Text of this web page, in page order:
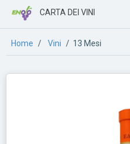
CARTA DEI VINI
Home / Vini / 13 Mesi